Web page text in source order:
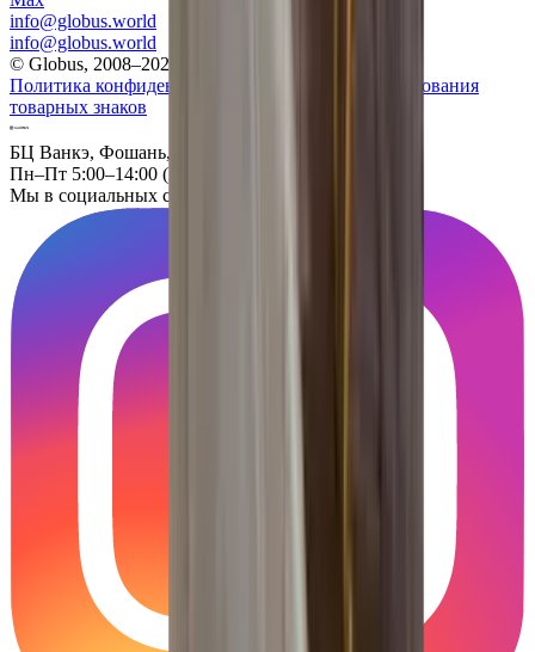
info@globus.world
info@globus.world
© Globus, 2008–2026
Политика конфиденциальности
Политика использования
товарных знаков
БЦ Ванкэ, Фошань, Гуандун, Китай
Пн–Пт 5:00–14:00 (Мск)
Мы в социальных сетях